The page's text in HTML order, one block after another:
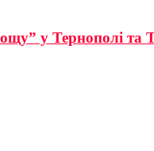
у Тернополі та